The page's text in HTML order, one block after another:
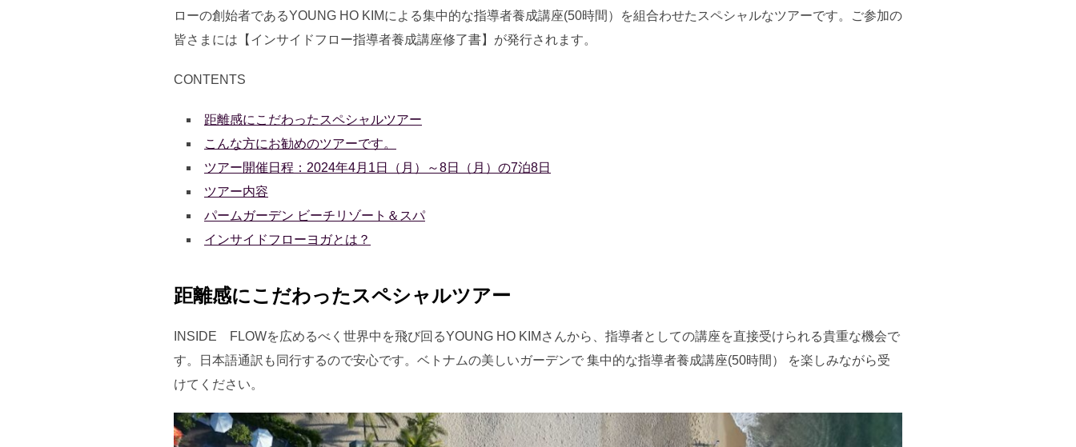
ローの創始者であるYOUNG HO KIMによる集中的な指導者養成講座(50時間）を組合わせたスペシャルなツアーです。ご参加の
皆さまには【インサイドフロー指導者養成講座修了書】が発行されます。
CONTENTS
距離感にこだわったスペシャルツアー
こんな方にお勧めのツアーです。
ツアー開催日程：2024年4月1日（月）～8日（月）の7泊8日
ツアー内容
パームガーデン ビーチリゾート＆スパ
インサイドフローヨガとは？
距離感にこだわったスペシャルツアー
INSIDE FLOWを広めるべく世界中を飛び回るYOUNG HO KIMさんから、指導者としての講座を直接受けられる貴重な機会で
す。日本語通訳も同行するので安心です。ベトナムの美しいガーデンで 集中的な指導者養成講座(50時間） を楽しみながら受
けてください。